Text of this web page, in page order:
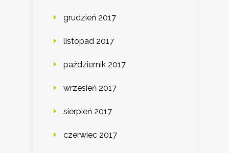
grudzień 2017
listopad 2017
październik 2017
wrzesień 2017
sierpień 2017
czerwiec 2017